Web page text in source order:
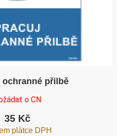
ochranné přilbě
o CN
35 Kč
plátce DPH